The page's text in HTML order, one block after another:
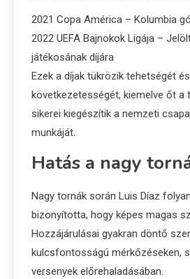
2021 Copa América – Kolumbia
2022 UEFA Bajnokok Ligája –
játékosának díjára
Ezek a díjak tükrözik tehetségét és
következetességét, kiemelve őt a
sikerei kiegészítik a nemzeti
munkáját.
Hatás a nagy
Nagy tornák során Luis Díaz
bizonyította, hogy képes magas
Hozzájárulásai gyakran döntő
kulcsfontosságú mérkőzéseken,
versenyek előrehaladásában.